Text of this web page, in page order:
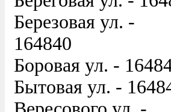
Березовая ул. -
164840
Боровая ул. -
Бытовая ул. -